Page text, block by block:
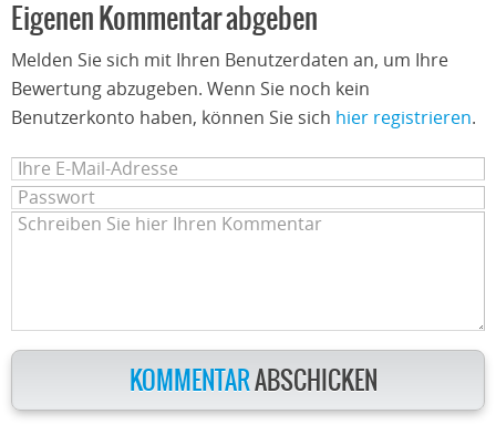
Eigenen Kommentar abgeben
Melden Sie sich mit Ihren Benutzerdaten an, um Ihre
Bewertung abzugeben. Wenn Sie noch kein
Benutzerkonto haben, können Sie sich hier registrieren.
KOMMENTARABSCHICKEN